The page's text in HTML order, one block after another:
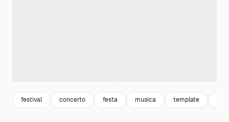
festival concerto festa musica template